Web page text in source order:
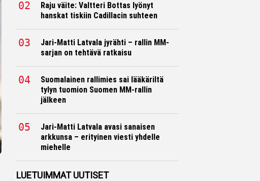
Raju väite: Valtteri Bottas lyönyt
hanskat tiskiin Cadillacin suhteen
Jari-Matti Latvala jyrähti – rallin MM-
sarjan on tehtävä ratkaisu
Suomalainen rallimies sai lääkäriltä
tylyn tuomion Suomen MM-rallin
jälkeen
Jari-Matti Latvala avasi sanaisen
arkkunsa – erityinen viesti yhdelle
miehelle
LUETUIMMAT UUTISET